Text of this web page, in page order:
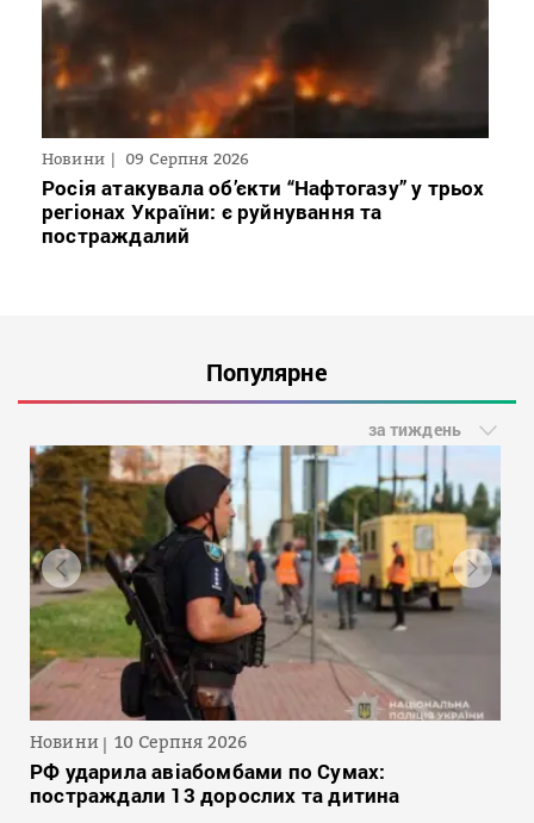
Новини 09 Серпня 2026
Росія атакувала об’єкти “Нафтогазу” у трьох
регіонах України: є руйнування та
постраждалий
Популярне
за тиждень
Новини 10 Серпня 2026
РФ ударила авіабомбами по Сумах:
постраждали 13 дорослих та дитина